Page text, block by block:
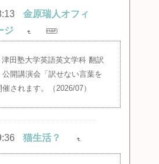
金原瑞人オフィ
ジ
田塾大学英語英文学科 翻訳
開講演会「訳せない言葉を
されます。（2026/07）
猫生活？